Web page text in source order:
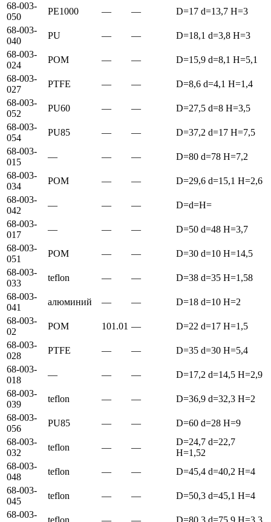
68-003-
050
PE1000 — —
D=17 d=13,7 H=3
68-003-
040
PU — —
D=18,1 d=3,8 H=3
68-003-
024
POM — —
D=15,9 d=8,1 H=5,1
68-003-
027
PTFE — —
D=8,6 d=4,1 H=1,4
68-003-
052
PU60 — —
D=27,5 d=8 H=3,5
68-003-
054
PU85 — —
D=37,2 d=17 H=7,5
68-003-
015
— — —
D=80 d=78 H=7,2
68-003-
034
POM — —
D=29,6 d=15,1 H=2,6
68-003-
042
— — —
D=d=H=
68-003-
017
— — —
D=50 d=48 H=3,7
68-003-
051
POM — —
D=30 d=10 H=14,5
68-003-
033
teflon — —
D=38 d=35 H=1,58
68-003-
041
алюминий — —
D=18 d=10 H=2
68-003-
02
POM 101.01 —
D=22 d=17 H=1,5
68-003-
028
PTFE — —
D=35 d=30 H=5,4
68-003-
018
— — —
D=17,2 d=14,5 H=2,9
68-003-
039
teflon — —
D=36,9 d=32,3 H=2
68-003-
056
PU85 — —
D=60 d=28 H=9
68-003-
032
teflon — —
D=24,7 d=22,7
H=1,52
68-003-
048
teflon — —
D=45,4 d=40,2 H=4
68-003-
045
teflon — —
D=50,3 d=45,1 H=4
68-003-